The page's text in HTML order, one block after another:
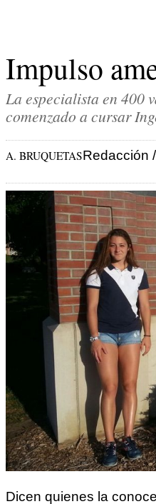
Impulso
La especialista en 400
comenzado a cursar
A. BRUQUETASRedacción
Dicen quienes la